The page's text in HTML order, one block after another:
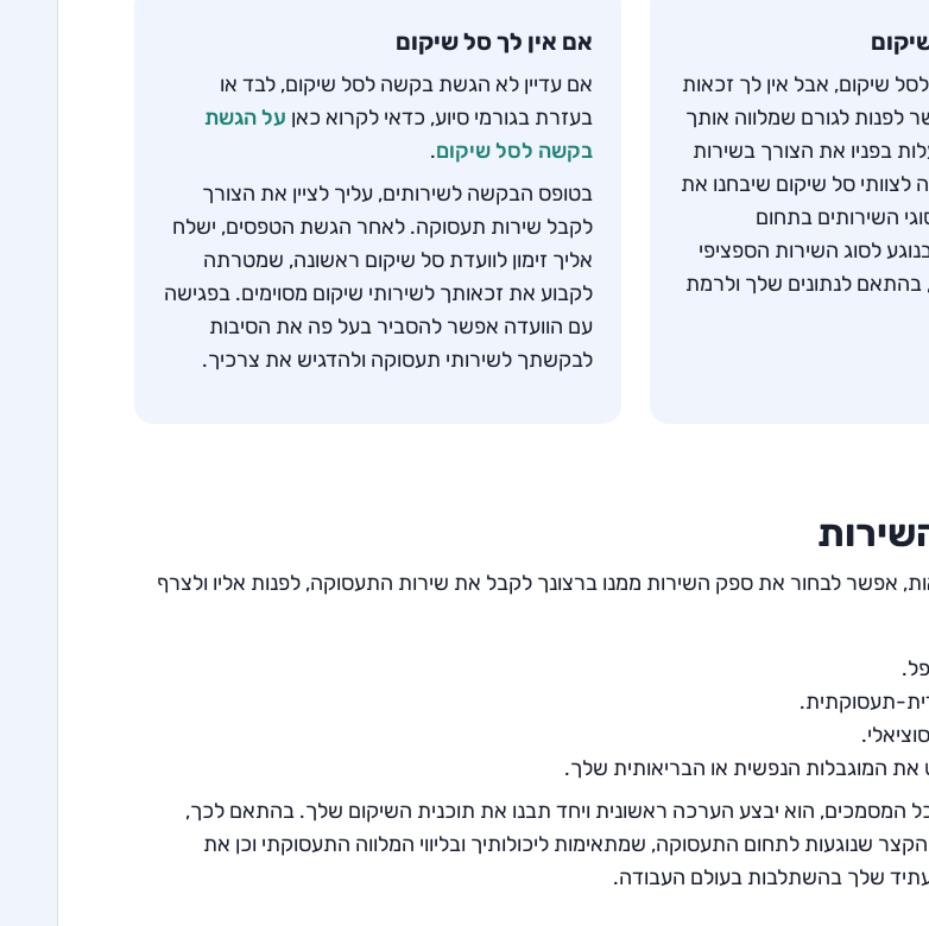
שיקום, אבל אין לך זכאות
לפנות לגורם שמלווה אותך
בפניו את הצורך בשירות
לצוותי סל שיקום שיבחנו את
השירותים בתחום
לסוג השירות הספציפי
לנתונים שלך ולרמת
אם אין לך סל שיקום
אם עדיין לא הגשת בקשה לסל שיקום, לבד או
בעזרת בגורמי סיוע, כדאי לקרוא כאן על הגשת
בקשה לסל שיקום.
בטופס הבקשה לשירותים, עליך לציין את הצורך
לקבל שירות תעסוקה. לאחר הגשת הטפסים, ישלח
אליך זימון לוועדת סל שיקום ראשונה, שמטרתה
לקבוע את זכאותך לשירותי שיקום מסוימים. בפגישה
עם הוועדה אפשר להסביר בעל פה את הסיבות
לבקשתך לשירותי תעסוקה ולהדגיש את צרכיך.
אפשר לבחור את ספק השירות ממנו ברצונך לקבל את שירות התעסוקה, לפנות אליו ולצרף
תעסוקתית.
את המוגבלות הנפשית או הבריאותית שלך.
הוא יבצע הערכה ראשונית ויחד תבנו את תוכנית השיקום שלך. בהתאם לכך,
שנוגעות לתחום התעסוקה, שמתאימות ליכולותיך ובליווי המלווה התעסוקתי וכן את
שלך בהשתלבות בעולם העבודה.